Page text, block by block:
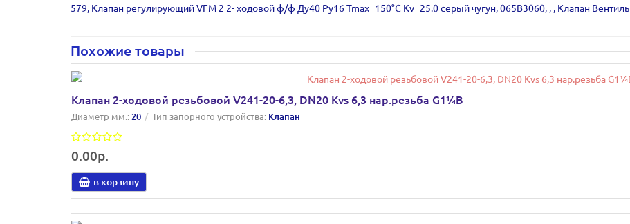
579, Клапан регулирующий VFM 2 2- ходовой ф/ф Ду40 Ру16 Tmax=150°С Kv=25.0 серый чугун, 065B3060, , , Клапан Вентиль
Похожие товары
Клапан 2-ходовой резьбовой V241-20-6,3, DN20 Kvs 6,3 нар.резьба G1¼B
Диаметр мм.:20 Тип запорного устройства: Клапан
0.00р.
в корзину